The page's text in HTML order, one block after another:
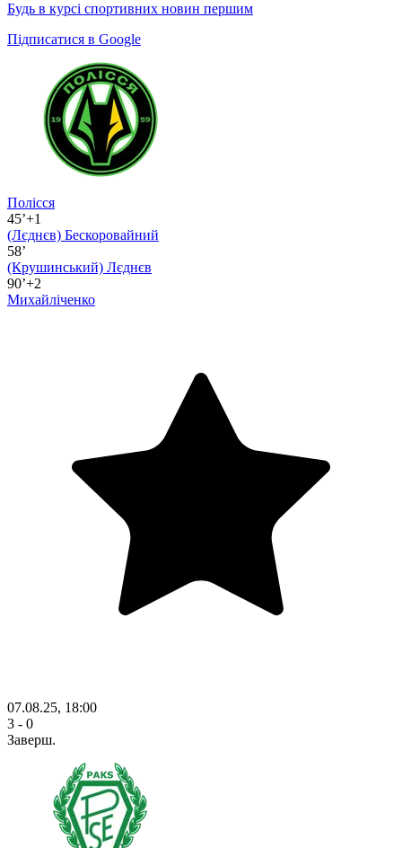
Будь в курсі спортивних новин першим
Підписатися в Google
Полісся
45’+1
(Лєднєв) Бескоровайний
58’
(Крушинський) Лєднєв
90’+2
Михайліченко
07.08.25, 18:00
3 - 0
Заверш.